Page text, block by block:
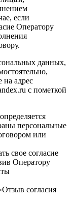
если
Оператору
данных,
на адрес
с пометкой
персональные
или
свое согласие
Оператору
согласия